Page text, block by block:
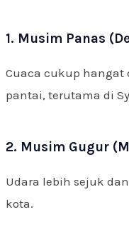
1. Musim Panas
Cuaca cukup
pantai, terutama di
2. Musim Gugur
Udara lebih sejuk
kota.